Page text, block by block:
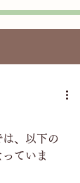
は、以下の
ていま